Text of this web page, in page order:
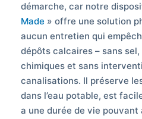
démarche, car notre
Made » offre une solution
aucun entretien qui
dépôts calcaires – sans
chimiques et sans
canalisations. Il préserve
dans l’eau potable, est
a une durée de vie